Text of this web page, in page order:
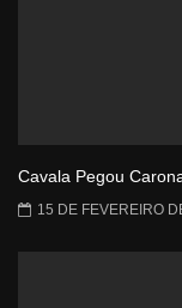
Cavala Pegou
15 DE FEVEREIRO